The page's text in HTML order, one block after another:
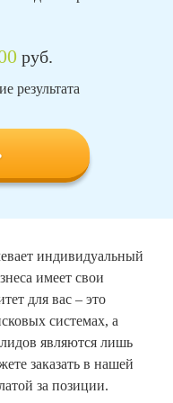
руб.
результата
индивидуальный
имеет свои
для вас – это
системах, а
являются лишь
заказать в нашей
за позиции.